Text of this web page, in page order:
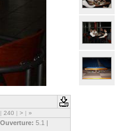
| 240 | > | »
Ouverture: 5.1 |